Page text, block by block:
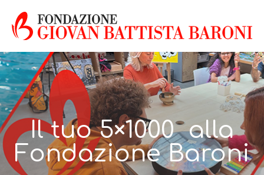
Il tuo 5×1000 alla
Fondazione Baroni